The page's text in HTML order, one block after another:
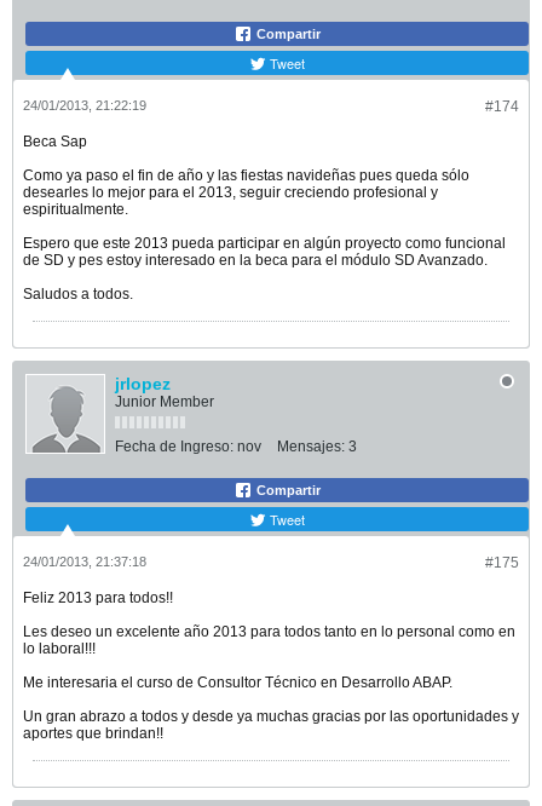
Compartir
Tweet
#174
24/01/2013, 21:22:19
Beca Sap
Como ya paso el fin de año y las fiestas navideñas pues queda sólo
desearles lo mejor para el 2013, seguir creciendo profesional y
espiritualmente.
Espero que este 2013 pueda participar en algún proyecto como funcional
de SD y pes estoy interesado en la beca para el módulo SD Avanzado.
Saludos a todos.
jrlopez
Junior Member
Fecha de Ingreso: nov Mensajes: 3
Compartir
Tweet
#175
24/01/2013, 21:37:18
Feliz 2013 para todos!!
Les deseo un excelente año 2013 para todos tanto en lo personal como en
lo laboral!!!
Me interesaria el curso de Consultor Técnico en Desarrollo ABAP.
Un gran abrazo a todos y desde ya muchas gracias por las oportunidades y
aportes que brindan!!